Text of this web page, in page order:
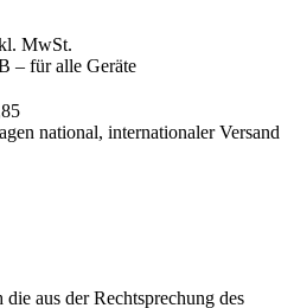
MwSt.
national, internationaler Versand